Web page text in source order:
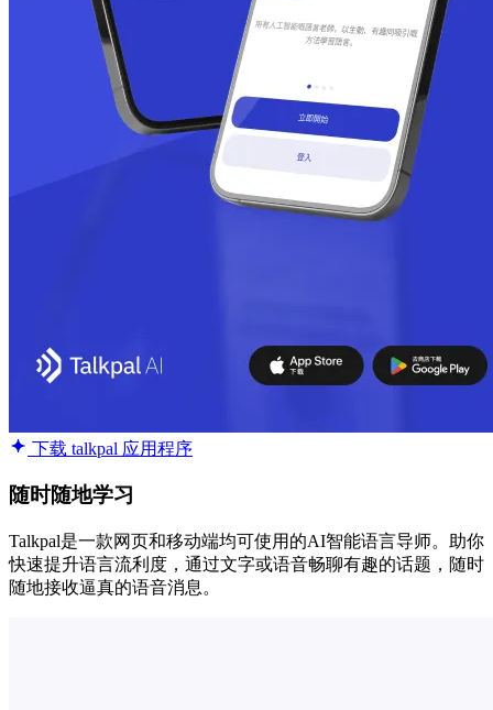
下载 talkpal 应用程序
随时随地学习
Talkpal是一款网页和移动端均可使用的AI智能语言导师。助你
快速提升语言流利度，通过文字或语音畅聊有趣的话题，随时
随地接收逼真的语音消息。